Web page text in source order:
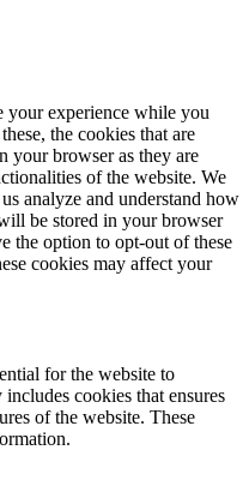
your experience while you
the cookies that are
your browser as they are
of the website. We
analyze and understand how
be stored in your browser
the option to opt-out of these
cookies may affect your
for the website to
cookies that ensures
of the website. These